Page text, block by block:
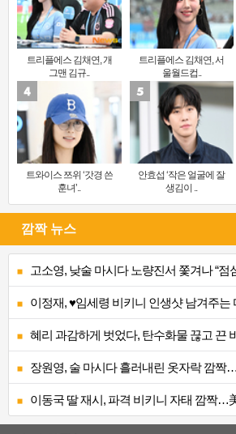
트리플에스 김채연, 개
그맨 김규..
트리플에스 김채연, 서
울월드컵..
트와이스 쯔위 ‘갓경 쓴
훈녀’..
안효섭 ‘작은 얼굴에 잘
생김이 ..
깜짝 뉴스
고소영, 낮술 마시다 노량진서 쫓겨나 “점
이정재, ♥임세령 비키니 인생샷 남겨주
혜리 과감하게 벗었다, 탄수화물 끊고 끈
장원영, 술 마시다 흘러내린 옷자락 깜짝
이동국 딸 재시, 파격 비키니 자태 깜짝…